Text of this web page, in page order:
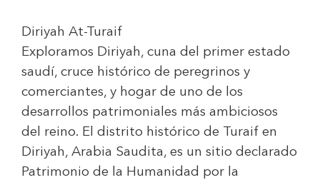
Diriyah At-Turaif
Exploramos Diriyah, cuna del primer estado
saudí, cruce histórico de peregrinos y
comerciantes, y hogar de uno de los
desarrollos patrimoniales más ambiciosos
del reino. El distrito histórico de Turaif en
Diriyah, Arabia Saudita, es un sitio declarado
Patrimonio de la Humanidad por la